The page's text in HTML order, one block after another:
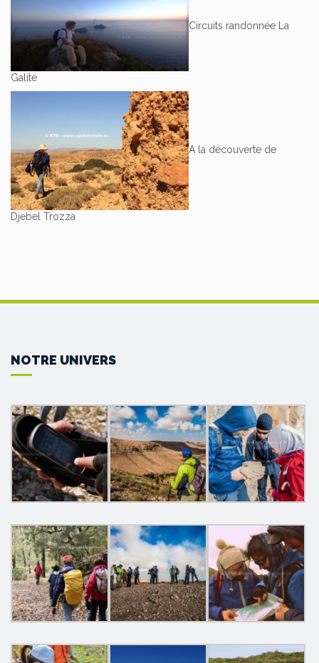
Circuits randonnée La
Galite
A la découverte de
Djebel Trozza
NOTRE UNIVERS